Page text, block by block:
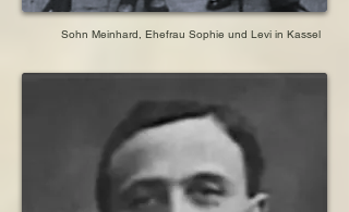
Sohn Meinhard, Ehefrau Sophie und Levi in Kassel